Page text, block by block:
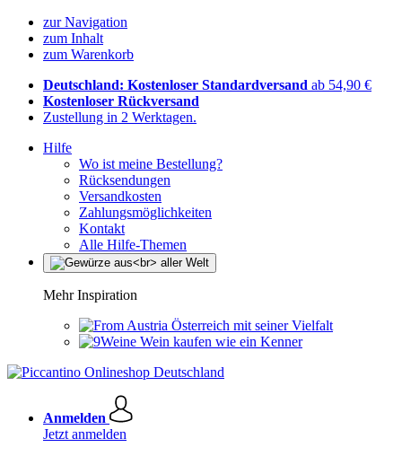
zur Navigation
zum Inhalt
zum Warenkorb
Deutschland: Kostenloser Standardversand ab 54,90 €
Kostenloser Rückversand
Zustellung in 2 Werktagen.
Hilfe
Wo ist meine Bestellung?
Rücksendungen
Versandkosten
Zahlungsmöglichkeiten
Kontakt
Alle Hilfe-Themen
Mehr Inspiration
Österreich mit seiner Vielfalt
Wein kaufen wie ein Kenner
Anmelden
Jetzt anmelden